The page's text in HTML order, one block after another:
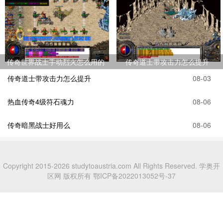
传奇世界战士手动烈火怎么用的
传奇道士带攻击力怎么提升
传奇道士带攻击力怎么提升
08-03
热血传奇4级符石魂力 08-06
传奇暗黑战士好用么 08-06
Copyright 2015-2026 studytoaustria.com All Rights Reserved. 学奥开
区网 版权所有 鄂ICP备2022013052号-37